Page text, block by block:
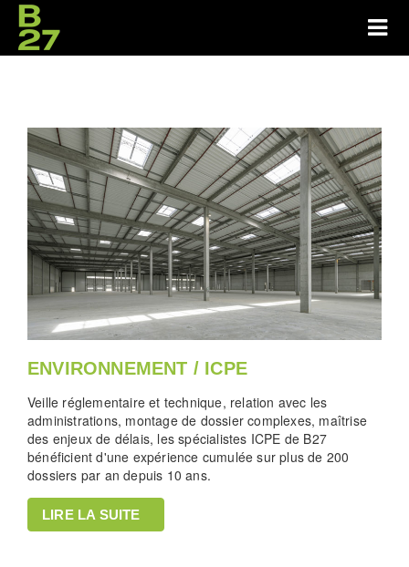
ENVIRONNEMENT / ICPE
Veille réglementaire et technique, relation avec les
administrations, montage de dossier complexes, maîtrise
des enjeux de délais, les spécialistes ICPE de B27
bénéficient d'une expérience cumulée sur plus de 200
dossiers par an depuis 10 ans.
LIRE LA SUITE